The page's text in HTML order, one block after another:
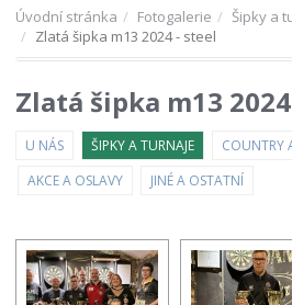
Úvodní stránka Fotogalerie
Šipky a
Zlatá šipka m13 2024 - steel
Zlatá šipka m13
U NÁS ŠIPKY A TURNAJE
COUNTRY
AKCE A OSLAVY
JINÉ A OSTATNÍ